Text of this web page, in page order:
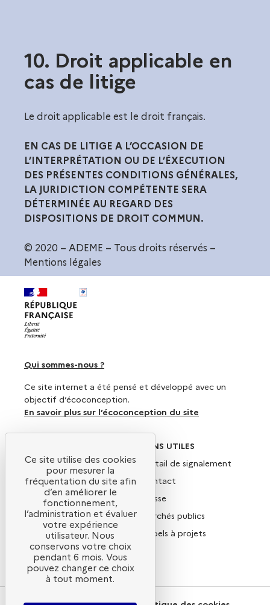
10. Droit applicable en
cas de litige
Le droit applicable est le droit français.
EN CAS DE LITIGE A L’OCCASION DE
L’INTERPRÉTATION OU DE L’ÉXECUTION
DES PRÉSENTES CONDITIONS GÉNÉRALES,
LA JURIDICTION COMPÉTENTE SERA
DÉTERMINÉE AU REGARD DES
DISPOSITIONS DE DROIT COMMUN.
© 2020 – ADEME – Tous droits réservés –
Mentions légales
Qui sommes-nous ?
Ce site internet a été pensé et développé avec un
objectif d’écoconception.
En savoir plus sur l’écoconception du site
X
Linkedin
Instagram
YouTube
Newsletter
Nous rejoindre
LIENS UTILES
Portail de signalement
Contact
Presse
Marchés publics
Appels à projets
Ce site utilise des cookies
pour mesurer la
fréquentation du site afin
d’en améliorer le
fonctionnement,
l’administration et évaluer
votre expérience
utilisateur. Nous
conservons votre choix
pendant 6 mois. Vous
pouvez changer ce choix
à tout moment.